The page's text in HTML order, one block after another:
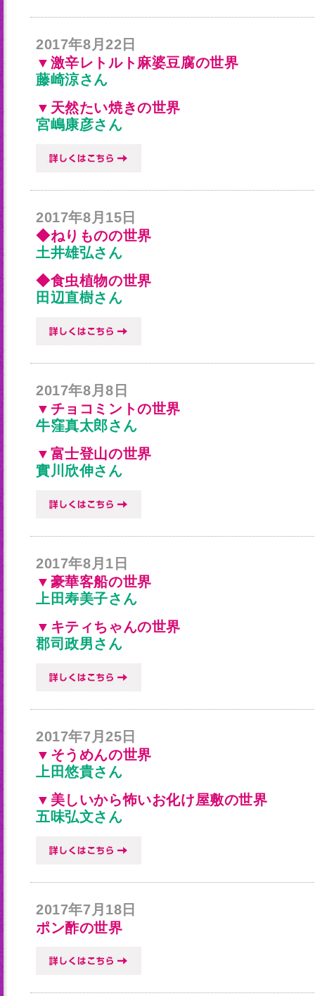
2017年8月22日
▼激辛レトルト麻婆豆腐の世界
藤崎涼さん
▼天然たい焼きの世界
宮嶋康彦さん
2017年8月15日
◆ねりものの世界
土井雄弘さん
◆食虫植物の世界
田辺直樹さん
2017年8月8日
▼チョコミントの世界
牛窪真太郎さん
▼富士登山の世界
實川欣伸さん
2017年8月1日
▼豪華客船の世界
上田寿美子さん
▼キティちゃんの世界
郡司政男さん
2017年7月25日
▼そうめんの世界
上田悠貴さん
▼美しいから怖いお化け屋敷の世界
五味弘文さん
2017年7月18日
ポン酢の世界